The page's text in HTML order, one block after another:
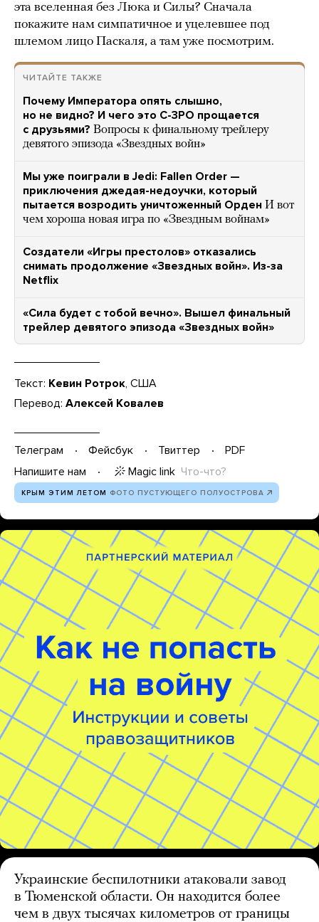
эта вселенная без Люка и Силы? Сначала
покажите нам симпатичное и уцелевшее под
шлемом лицо Паскаля, а там уже посмотрим.
ЧИТАЙТЕ ТАКЖЕ
Почему Императора опять слышно,
но не видно? И чего это C-3PO прощается
с друзьями? Вопросы к финальному трейлеру
девятого эпизода «Звездных войн»
Мы уже поиграли в Jedi: Fallen Order —
приключения джедая-недоучки, который
пытается возродить уничтоженный Орден И вот
чем хороша новая игра по «Звездным войнам»
Создатели «Игры престолов» отказались
снимать продолжение «Звездных войн». Из-за
Netflix
«Сила будет с тобой вечно». Вышел финальный
трейлер девятого эпизода «Звездных войн»
Текст: Кевин Ротрок, США
Перевод: Алексей Ковалев
Телеграм Фейсбук Твиттер
PDF
Напишите нам
Magic link Что-что?
КРЫМ ЭТИМ ЛЕТОМ ФОТО ПУСТУЮЩЕГО ПОЛУОСТРОВА
Украинские беспилотники атаковали завод
в Тюменской области. Он находится более
чем в двух тысячах километров от границы